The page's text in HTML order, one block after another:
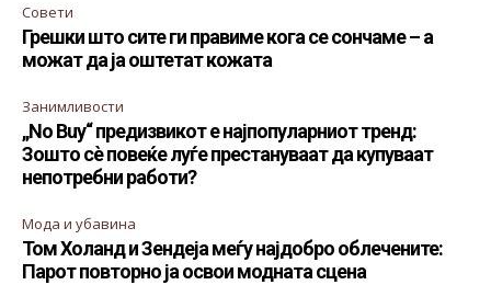
Совети
Грешки што сите ги правиме кога се сончаме – а
можат да ја оштетат кожата
Занимливости
„No Buy“ предизвикот е најпопуларниот тренд:
Зошто сè повеќе луѓе престануваат да купуваат
непотребни работи?
Мода и убавина
Том Холанд и Зендеја меѓу најдобро облечените:
Парот повторно ја освои модната сцена